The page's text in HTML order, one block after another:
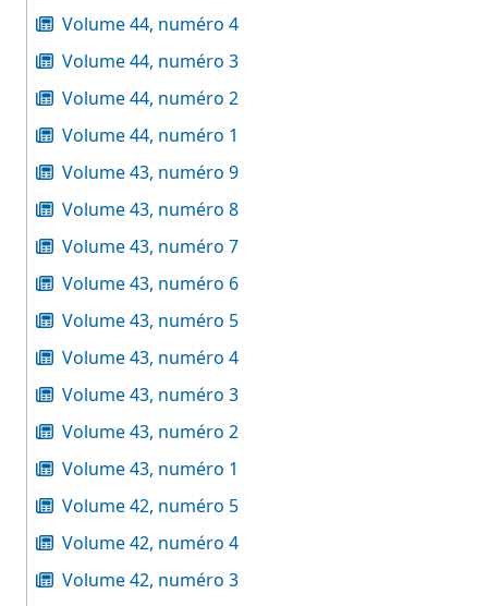
Volume 44, numéro 4
Volume 44, numéro 3
Volume 44, numéro 2
Volume 44, numéro 1
Volume 43, numéro 9
Volume 43, numéro 8
Volume 43, numéro 7
Volume 43, numéro 6
Volume 43, numéro 5
Volume 43, numéro 4
Volume 43, numéro 3
Volume 43, numéro 2
Volume 43, numéro 1
Volume 42, numéro 5
Volume 42, numéro 4
Volume 42, numéro 3